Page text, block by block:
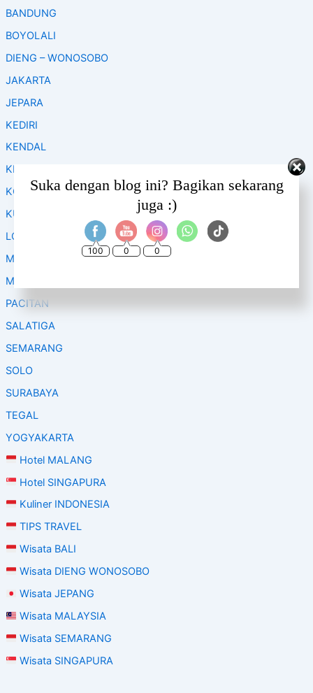
f
r
:
BANDUNG
BOYOLALI
DIENG – WONOSOBO
JAKARTA
JEPARA
KEDIRI
KENDAL
KLATEN
KOPENG
KUDUS
LOMBOK
MAGELANG
MALANG
PACITAN
SALATIGA
SEMARANG
SOLO
SURABAYA
TEGAL
YOGYAKARTA
Hotel MALANG
Hotel SINGAPURA
Kuliner INDONESIA
TIPS TRAVEL
Wisata BALI
Wisata DIENG WONOSOBO
Wisata JEPANG
Wisata MALAYSIA
Wisata SEMARANG
Wisata SINGAPURA
Suka dengan blog ini? Bagikan sekarang
juga :)
100 0
Set Youtube Channel ID
0